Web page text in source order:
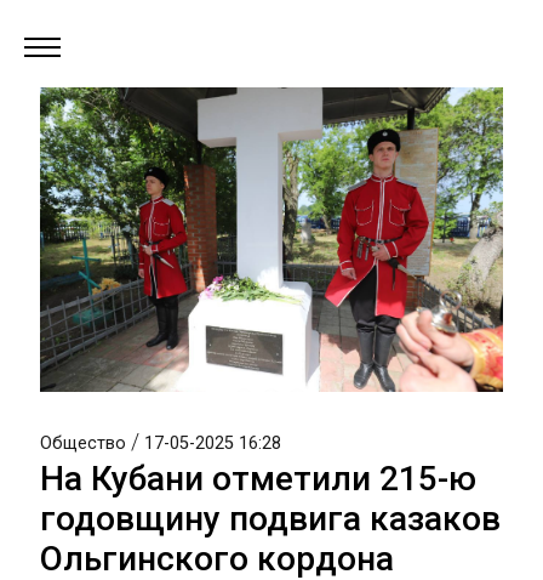
Общество / 17-05-2025 16:28
На Кубани отметили 215-ю
годовщину подвига казаков
Ольгинского кордона